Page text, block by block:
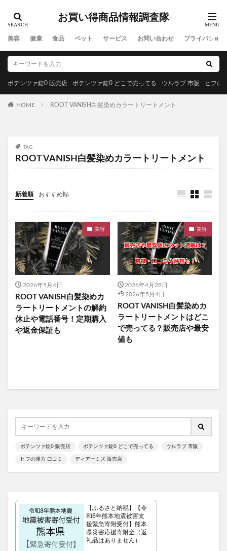
お買い得商品情報調査隊
美容 健康 食品 ペット サービス お問い合わせ プライバシー
ピリモキープマスクジェルウォッシュ ポーラ
アクセーヌトライアルセット ルナソル
GREEN SPOON(グリーンスプーン)
MiMC(エムアイエムシー)
BANANA LEAF(バナナリーフ)石鹸
モグニャンキャットフードライト
ペロリコドッグフードライト クリスマス
mitas for men(ミタスフォーメン) サカムケア
ミライスピーカー
ビューティーオープナージェルエクストラモイスチャー
フェミッシュプレミアムホイップ エールマカ
ESTH(エス)ハーブピーリングクレンジング
chatFLORA G(チャットフローラジー)
オリジンキャットフード
プロ野球ファンスターズリーグ柿の種
タリーズサマーボックス2026 ケフトルローションEX
マッスルデリ(Muscle Deli)
RIMEDO(リメド)ウォータリーバーム
ファンケル無添加ブライトニング 透明美白1ヵ月集中キット
ZAO SODA(ザオウソーダ) 大人のカロリミット
RE：アールイープラセンタ美容液
ポテンツァ錠0 販売店 ポテンツァ錠0 どこで売ってる ウルラブ 市販 ヒフの
HOME ROOT VANISH白髪染めカラートリートメント
TAG
ROOT VANISH白髪染めカラートリートメント
新着順 おすすめ順
美容
2026年5月4日
ROOT VANISH白髪染めカ
ラートリートメントの解約
休止や電話番号！定期購入
や返金保証も
美容
2026年4月28日
2026年5月4日
ROOT VANISH白髪染めカ
ラートリートメントはどこ
で売ってる？販売店や最安
値も
ポテンツァ錠0 販売店 ポテンツァ錠0 どこで売ってる ウルラブ 市販
ヒフの漢方 口コミ ディアーミズ 販売店
【ふるさと納税】【令
和8年熊本地震被害支
援緊急寄附受付】熊本
県災害応援寄附金（返
礼品はありません）